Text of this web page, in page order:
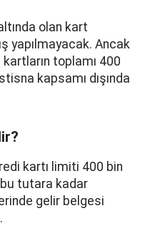
olan kart
yapılmayacak. Ancak
toplamı 400
kapsamı dışında
kartı limiti 400 bin
bu tutara kadar
gelir belgesi